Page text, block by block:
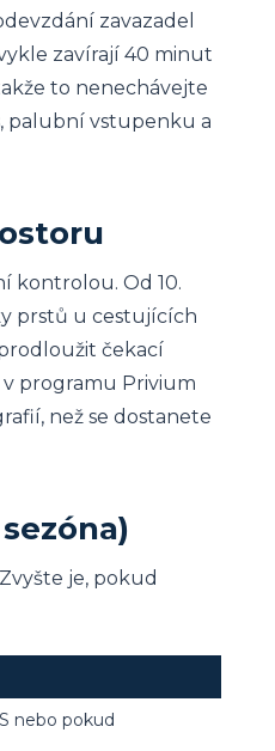
zavazadel
zavírají 40 minut
to nenechávejte
palubní vstupenku a
kontrolou. Od 10.
prstů u cestujících
čekací
programu Privium
než se dostanete
je, pokud
nebo pokud